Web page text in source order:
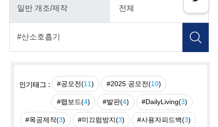
인기태그 : #공모전(11) #2025 공모전(10)
#랩보드(4) #발판(4) #DailyLiving(3)
#목공제작(3) #미끄럼방지(3) #사용자피드백(3)